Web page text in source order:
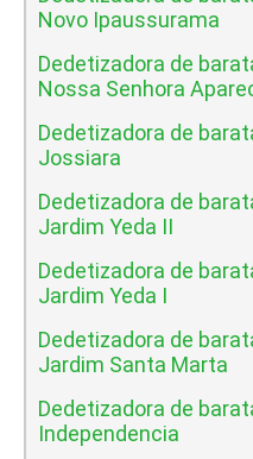
Novo Ipaussurama
Dedetizadora de
Nossa Senhora
Dedetizadora de
Jossiara
Dedetizadora de
Jardim Yeda II
Dedetizadora de
Jardim Yeda I
Dedetizadora de
Jardim Santa Marta
Dedetizadora de
Independencia